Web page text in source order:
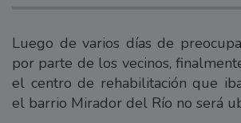
Luego de varios días de
por parte de los vecinos,
el centro de rehabilitación que
el barrio Mirador del Río no será